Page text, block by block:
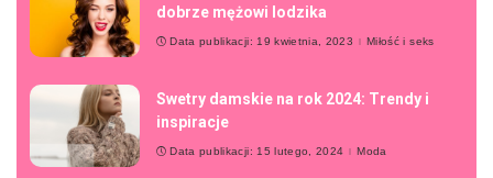
dobrze mężowi lodzika
Data publikacji: 19 kwietnia, 2023 Miłość i seks
Swetry damskie na rok 2024: Trendy i
inspiracje
Data publikacji: 15 lutego, 2024 Moda